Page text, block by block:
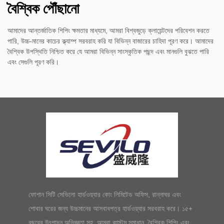
বৈশ্বিক পৌঁছানো
আমাদের আন্তর্জাতিক শিপিং ক্ষমতার মাধ্যমে, আমরা বিশ্বজুড়ে ক্লায়েন্টদের পরিবেশন করতে
পারি, উচ্চ-মানের কাচের ক্ল্যাম্প সরবরাহ করি যা বিভিন্ন বাজারের চাহিদা পূরণ করে। আমাদের
বৈশ্বিক উপস্থিতি নিশ্চিত করে যে আমরা বিভিন্ন সাংস্কৃতিক পছন্দ এবং মানগুলি বুঝতে পারি
এবং সেগুলি পূরণ করি।
ফোশান সিটি সেভিলো হার্ডওয়্যার কোং লিমিটেড অফিস, রান্নাঘর এবং
শোবার ঘরের জন্য উচ্চমানের আসবাবপত্র হার্ডওয়্যার সরবরাহ করে। ১৫+
বছরের উৎপাদন অভিজ্ঞতা সহ, আমরা কাস্টম সমাধান, বৈশ্বিক শিপিং এবং